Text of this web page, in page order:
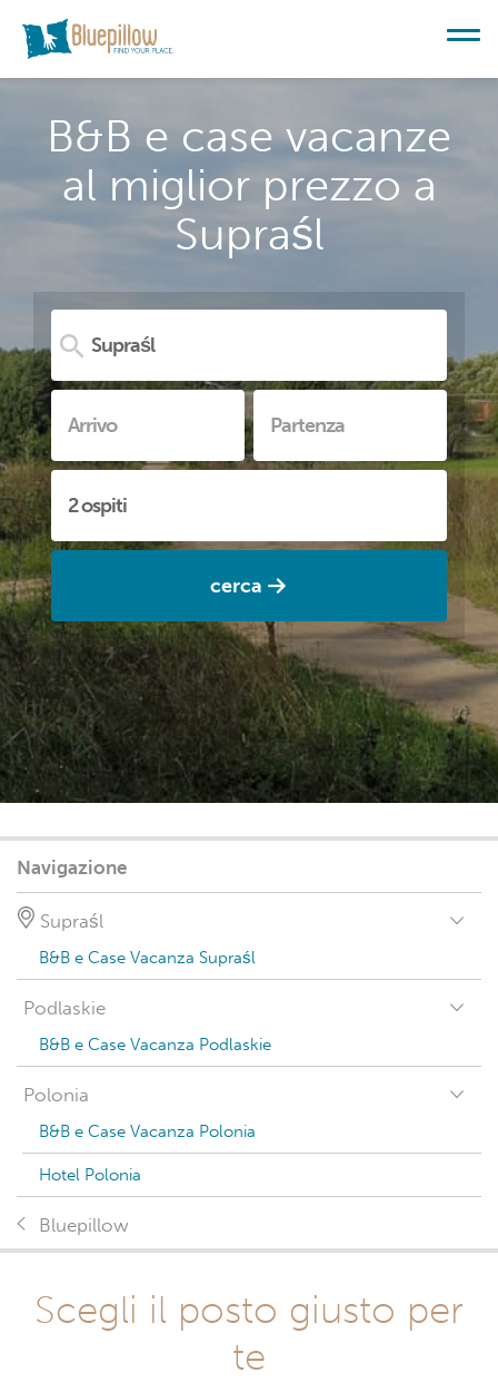
B&B e case vacanze
al miglior prezzo a
Supraśl
cerca
Navigazione
Supraśl
B&B e Case Vacanza Supraśl
Podlaskie
B&B e Case Vacanza Podlaskie
Polonia
B&B e Case Vacanza Polonia
Hotel Polonia
Bluepillow
Scegli il posto giusto per
te